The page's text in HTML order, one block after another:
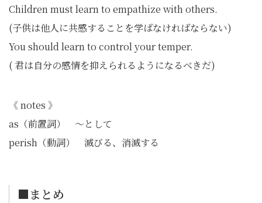
Children must learn to empathize with others.
(子供は他人に共感することを学ばなければならない)
You should learn to control your temper.
( 君は自分の感情を抑えられるようになるべきだ)
《 notes 》
as（前置詞） 〜として
perish（動詞） 滅びる、消滅する
■まとめ